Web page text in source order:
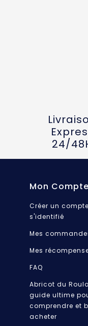
24/
Mon Compte
Créer un
s'identifié
Mes
Mes
FAQ
Abricot du
guide ultime
comprendre et
acheter